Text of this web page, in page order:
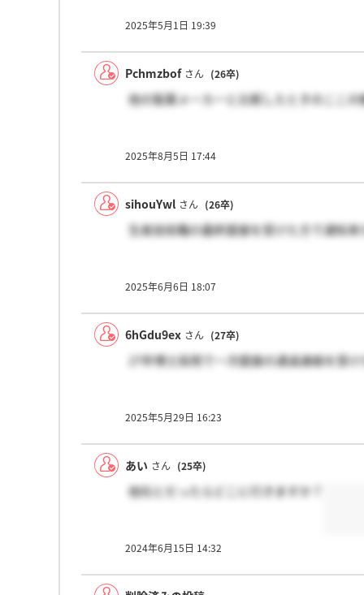
2025年5月1日 19:39
Pchmzbof さん (26卒)
他の製薬メーカーと比較したときのここ
2025年8月5日 17:44
sihouYwl さん (26卒)
生産技術職の最終面接を受けた方で通知
2025年6月6日 18:07
6hGdu9ex さん (27卒)
27卒博士採用で一次面接の通過連絡を受
2025年5月29日 16:23
あい さん (25卒)
他社とだったらどこに行きますか？
2024年6月15日 14:32